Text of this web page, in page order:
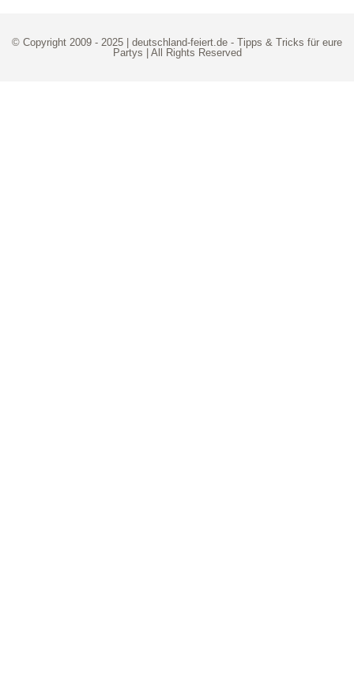
© Copyright 2009 - 2025 | deutschland-feiert.de - Tipps & Tricks für eure
Partys | All Rights Reserved